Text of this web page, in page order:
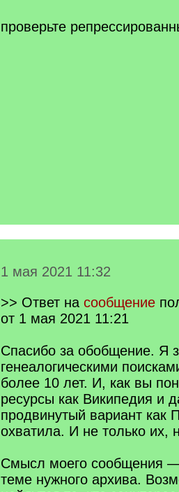
проверьте
1 мая 2021 11:32
>> Ответ на сообщение
от 1 мая 2021 11:21
Спасибо за обобщение. Я
генеалогическими
более 10 лет. И, как вы
ресурсы как Википедия и
продвинутый вариант как
охватила. И не только их,
Смысл моего сообщения —
теме нужного архива.